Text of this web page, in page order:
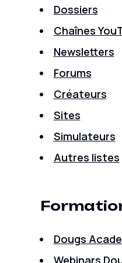
Dossiers
Chaînes
Newsletters
Forums
Créateurs
Sites
Simulateurs
Autres listes
Dougs
Webinars